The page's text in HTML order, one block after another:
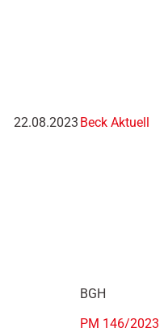
22.08.2023 Beck Aktuell
BGH
PM 146/2023